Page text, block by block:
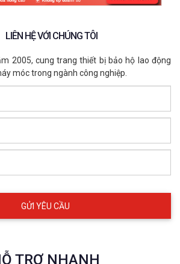
LIÊN HỆ VỚI CHÚNG TÔI
2005, cung trang thiết bị bảo hộ lao động
móc trong ngành công nghiệp.
TRỢ NHANH